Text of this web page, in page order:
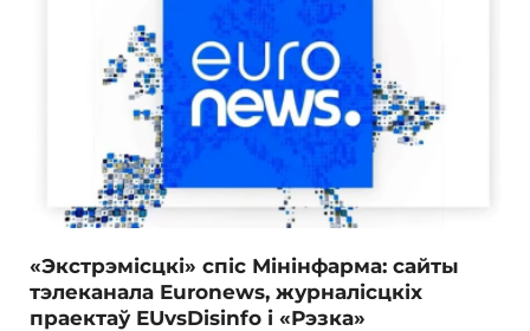
«Экстрэмісцкі» спіс Мінінфарма: сайты
тэлеканала Euronews, журналісцкіх
праектаў EUvsDisinfo і «Рэзка»